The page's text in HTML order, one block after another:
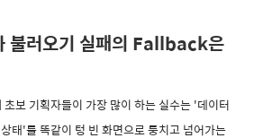
불러오기 실패의 Fallback은
보 기획자들이 가장 많이 하는 실수는 '데이터
태'를 똑같이 텅 빈 화면으로 퉁치고 넘어가는